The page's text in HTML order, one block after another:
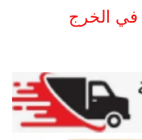
الخرج